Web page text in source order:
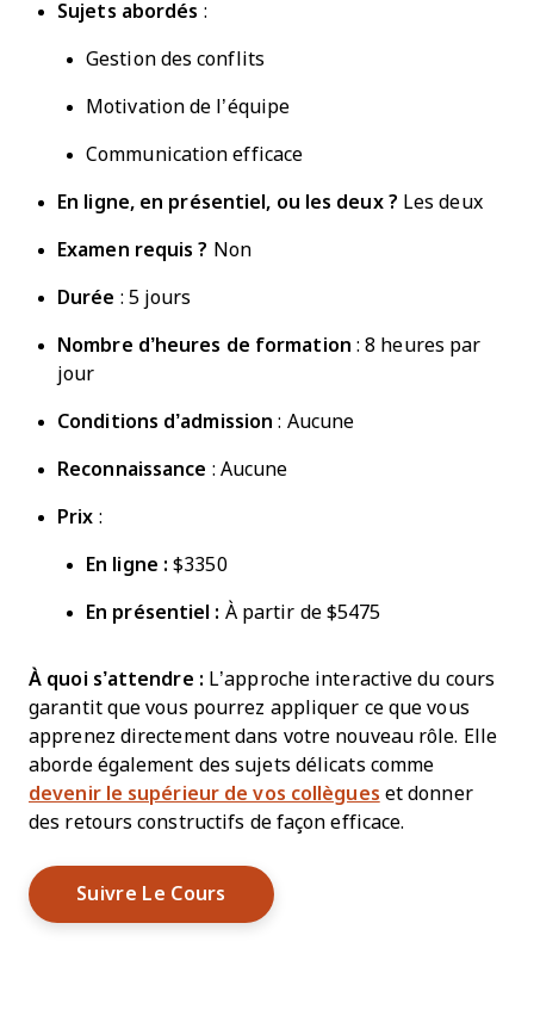
Sujets abordés :
Gestion des conflits
Motivation de l’équipe
Communication efficace
En ligne, en présentiel , ou les deux ? Les deux
Examen requis ? Non
Durée : 5 jours
Nombre d’heures de formation : 8 heures par
jour
Conditions d’admission : Aucune
Reconnaissance : Aucune
Prix :
En ligne : $3350
En présentiel : À partir de $5475
À quoi s’attendre : L’approche interactive du cours
garantit que vous pourrez appliquer ce que vous
apprenez directement dans votre nouveau rôle. Elle
aborde également des sujets délicats comme
devenir le supérieur de vos collègues et donner
des retours constructifs de façon efficace.
Suivre Le Cours Opens New Window